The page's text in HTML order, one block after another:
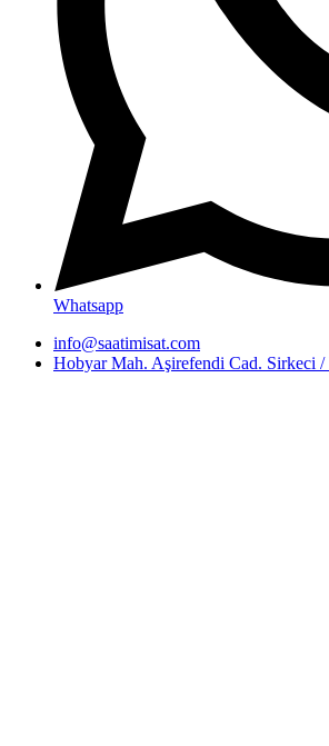
Whatsapp
info@saatimisat.com
Hobyar Mah. Aşirefendi Cad. Sirkeci /